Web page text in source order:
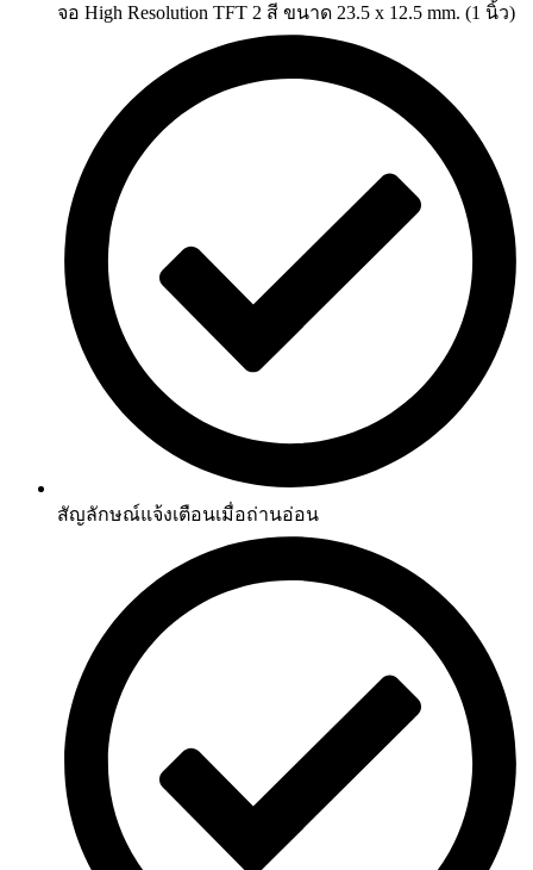
จอ High Resolution TFT 2 สี ขนาด 23.5 x 12.5 mm. (1 นิ้ว)
สัญลักษณ์แจ้งเตือนเมื่อถ่านอ่อน